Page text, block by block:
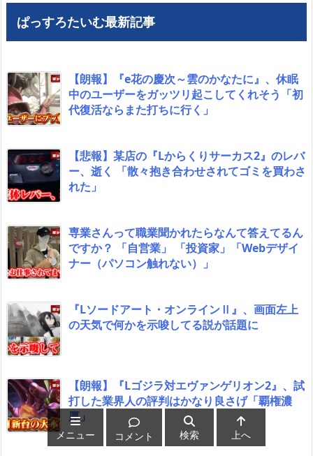
ぱっすろたいむ最新記事
【朗報】『e花の慶次～雲のかなたに』、休眠
中のユーザーをガッツリ起こしてくれそう「初
代復活ならまた打ちに行く」
【悲報】某店の『Lからくりサーカス2』のレバ
ー、逝く 「散々抱き合わせされてゴミを買わさ
れた」
専業さんって職業聞かれたらなんて答えてるん
ですか？ 「自営業」 「投資家」「Webデザイ
ナー（パソコン触れない）」
『Lソードアート・オンラインⅡ』、画面左上
の天気で何かを示唆してる説が話題に
【朗報】『Lゴジラ対エヴァンゲリオン2』、試
打した業界人の評判はかなり良さげ「覇権濃
厚」
メニュー コメント 検索 上へ